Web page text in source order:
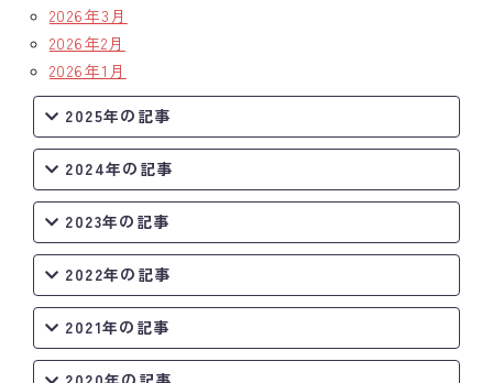
2026年3月
2026年2月
2026年1月
2025年の記事
2024年の記事
2023年の記事
2022年の記事
2021年の記事